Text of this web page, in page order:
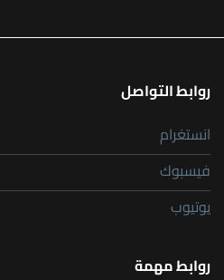
روابط التواصل
انستغرام
فيسبوك
يوتيوب
روابط مهمة